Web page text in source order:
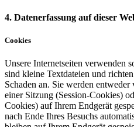
4. Datenerfassung auf dieser
Cookies
Unsere Internetseiten verwenden
sind kleine Textdateien und
Schaden an. Sie werden
einer Sitzung (Session-Cookies)
Cookies) auf Ihrem Endgerät
nach Ende Ihres Besuchs